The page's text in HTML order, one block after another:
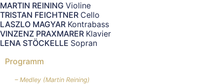
MARTIN REINING Violine
TRISTAN FEICHTNER Cello
LASZLO MAGYAR Kontrabass
VINZENZ PRAXMARER Klavier
LENA STÖCKELLE Sopran
Programm
– Medley (Martin Reining)